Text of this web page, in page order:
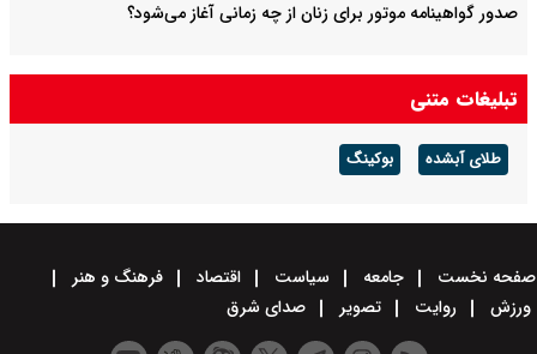
صدور گواهینامه موتور برای زنان از چه زمانی آغاز می‌شود؟
تبلیغات متنی
طلای آبشده بوکینگ
صفحه نخست جامعه سیاست اقتصاد
فرهنگ و هنر
ورزش
روایت تصویر صدای شرق